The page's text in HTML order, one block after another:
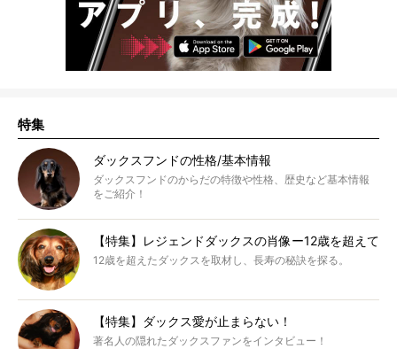
特集
ダックスフンドの性格/基本情報
ダックスフンドのからだの特徴や性格、歴史など基本情報
をご紹介！
【特集】レジェンドダックスの肖像ー12歳を超えて
12歳を超えたダックスを取材し、長寿の秘訣を探る。
【特集】ダックス愛が止まらない！
著名人の隠れたダックスファンをインタビュー！